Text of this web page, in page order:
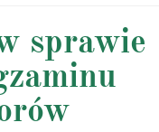
sprawie